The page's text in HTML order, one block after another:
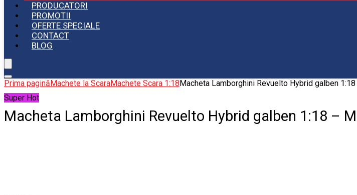
PRODUCATORI
PROMOTII
OFERTE SPECIALE
CONTACT
BLOG
Prima paginăMachete la ScaraMachete Scara 1:18Macheta Lamborghini Revuelto Hybrid galben
Super Hot
Macheta Lamborghini Revuelto Hybrid galben 1:18 –